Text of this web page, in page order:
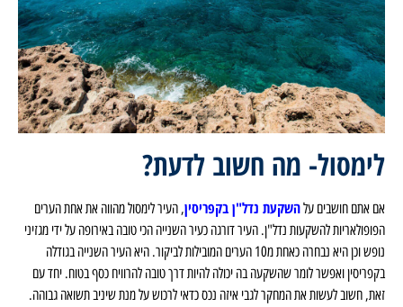
לימסול- מה חשוב לדעת?
אם אתם חושבים עלהשקעת נדל"ן בקפריסין, העיר לימסול מהווה את אחת הערים
הפופולאריות להשקעות נדל"ן. העיר דורגה כעיר השנייה הכי טובה באירופה על ידי מגזיני
נופש וכן היא נבחרה כאחת מ10 הערים המובילות לביקור. היא העיר השנייה בגודלה
בקפריסין ואפשר לומר שהשקעה בה יכולה להיות דרך טובה להרוויח כסף בטוח. יחד עם
זאת, חשוב לעשות את המחקר לגבי איזה נכס כדאי לרכוש על מנת שיניב תשואה גבוהה.